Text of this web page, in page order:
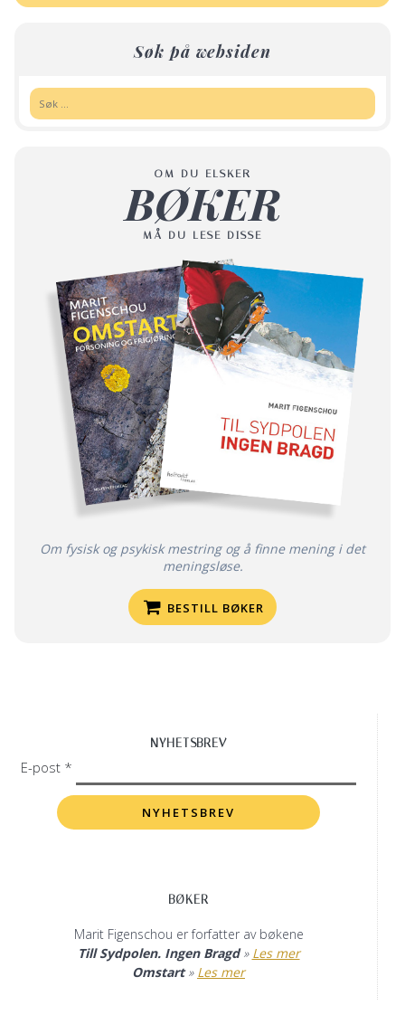
Søk på websiden
OM DU ELSKER
BØKER
MÅ DU LESE DISSE
Om fysisk og psykisk mestring og å finne mening i det
meningsløse.
BESTILL BØKER
NYHETSBREV
E-post *
BØKER
Marit Figenschou er forfatter av bøkene
Till Sydpolen. Ingen Bragd» Les mer
Omstart» Les mer